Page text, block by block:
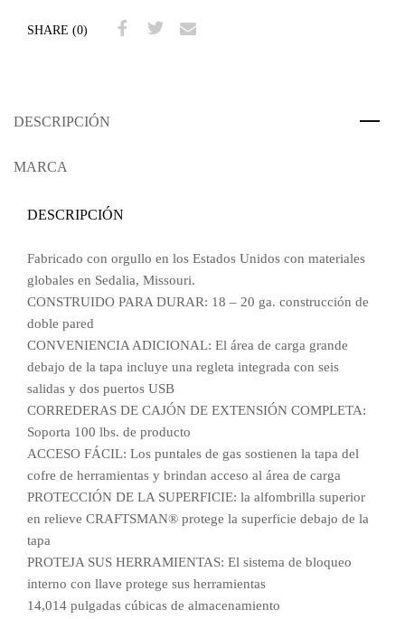
SHARE (0)
DESCRIPCIÓN
MARCA
DESCRIPCIÓN
Fabricado con orgullo en los Estados Unidos con materiales
globales en Sedalia, Missouri.
CONSTRUIDO PARA DURAR: 18 – 20 ga. construcción de
doble pared
CONVENIENCIA ADICIONAL: El área de carga grande
debajo de la tapa incluye una regleta integrada con seis
salidas y dos puertos USB
CORREDERAS DE CAJÓN DE EXTENSIÓN COMPLETA:
Soporta 100 lbs. de producto
ACCESO FÁCIL: Los puntales de gas sostienen la tapa del
cofre de herramientas y brindan acceso al área de carga
PROTECCIÓN DE LA SUPERFICIE: la alfombrilla superior
en relieve CRAFTSMAN® protege la superficie debajo de la
tapa
PROTEJA SUS HERRAMIENTAS: El sistema de bloqueo
interno con llave protege sus herramientas
14,014 pulgadas cúbicas de almacenamiento